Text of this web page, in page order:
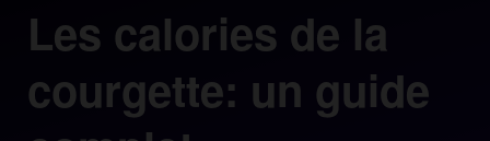
Les calories de la
courgette: un guide